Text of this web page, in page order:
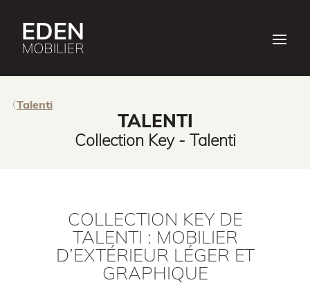
Talenti
TALENTI
Collection Key - Talenti
COLLECTION KEY DE
TALENTI : MOBILIER
D’EXTÉRIEUR LÉGER ET
GRAPHIQUE